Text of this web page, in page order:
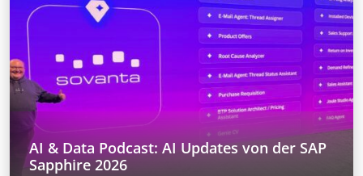
AI & Data Podcast: AI Updates von der SAP
Sapphire 2026